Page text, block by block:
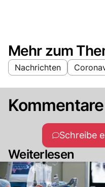
Mehr zum
Nachrichten
Kommentare
Schreibe
Weiterlesen